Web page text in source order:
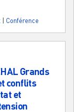
Conférence
Grands
conflits
et